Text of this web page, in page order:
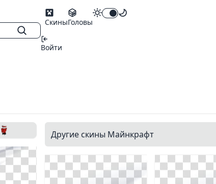
СкиныГоловы
Войти
Другие скины Майнкрафт